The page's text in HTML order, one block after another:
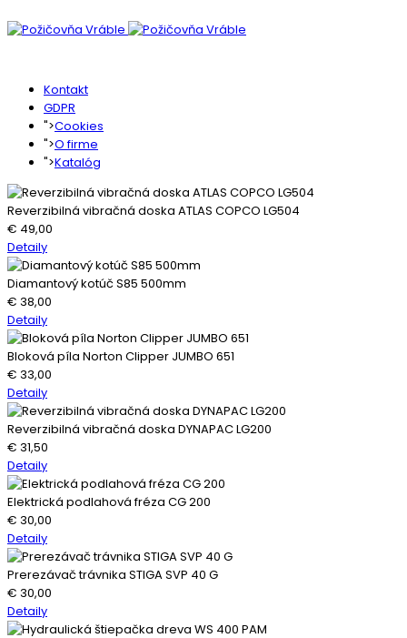
Kontakt
GDPR
">Cookies
">O firme
">Katalóg
Reverzibilná vibračná doska ATLAS COPCO LG504
€ 49,00
Detaily
Diamantový kotúč S85 500mm
€ 38,00
Detaily
Bloková píla Norton Clipper JUMBO 651
€ 33,00
Detaily
Reverzibilná vibračná doska DYNAPAC LG200
€ 31,50
Detaily
Elektrická podlahová fréza CG 200
€ 30,00
Detaily
Prerezávač trávnika STIGA SVP 40 G
€ 30,00
Detaily